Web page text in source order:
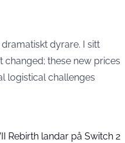
dyrare. I sitt
changed; these new prices
logistical challenges
Rebirth landar på Switch 2